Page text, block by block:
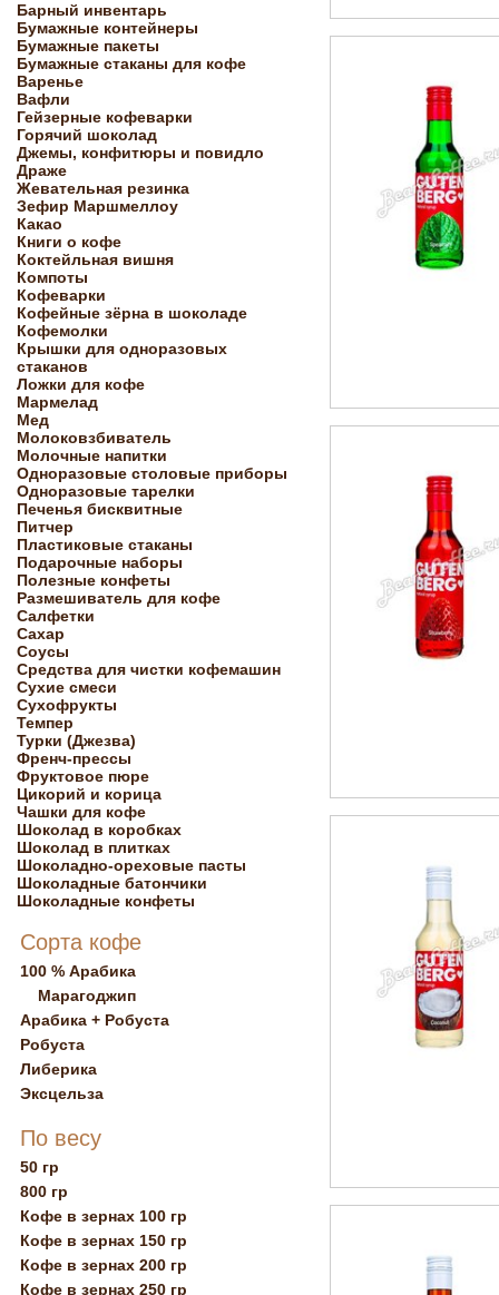
Барный инвентарь
Бумажные контейнеры
Бумажные пакеты
Бумажные стаканы для кофе
Варенье
Вафли
Гейзерные кофеварки
Горячий шоколад
Джемы, конфитюры и повидло
Драже
Жевательная резинка
Зефир Маршмеллоу
Какао
Книги о кофе
Коктейльная вишня
Компоты
Кофеварки
Кофейные зёрна в шоколаде
Кофемолки
Крышки для одноразовых
стаканов
Ложки для кофе
Мармелад
Мед
Молоковзбиватель
Молочные напитки
Одноразовые столовые приборы
Одноразовые тарелки
Печенья бисквитные
Питчер
Пластиковые стаканы
Подарочные наборы
Полезные конфеты
Размешиватель для кофе
Салфетки
Сахар
Соусы
Средства для чистки кофемашин
Сухие смеси
Сухофрукты
Темпер
Турки (Джезва)
Френч-прессы
Фруктовое пюре
Цикорий и корица
Чашки для кофе
Шоколад в коробках
Шоколад в плитках
Шоколадно-ореховые пасты
Шоколадные батончики
Шоколадные конфеты
Сорта кофе
100 % Арабика
Марагоджип
Арабика + Робуста
Робуста
Либерика
Эксцельза
По весу
50 гр
800 гр
Кофе в зернах 100 гр
Кофе в зернах 150 гр
Кофе в зернах 200 гр
Кофе в зернах 250 гр